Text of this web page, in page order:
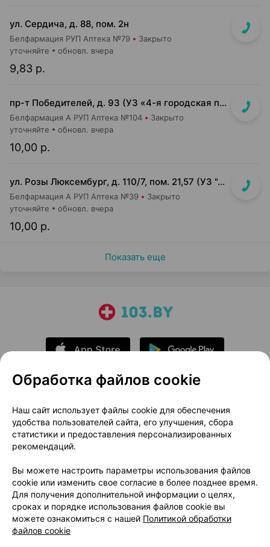
ул. Сердича, д. 88, пом. 2н
Белфармация РУП Аптека №79 Закрыто
9,83 р.
уточняйте обновл. вчера
пр-т Победителей, д. 93 (УЗ «4-я городская п-ка»)
Белфармация А РУП Аптека №104 Закрыто
10,00 р.
уточняйте обновл. вчера
ул. Розы Люксембург, д. 110/7, пом. 21,57 (УЗ "4-я городская б-ца им. Савченко" (терапевтический корпус))
Белфармация А РУП Аптека №39 Закрыто
10,00 р.
уточняйте обновл. вчера
Показать еще
О проекте
Новости проекта
Размещение рекламы
Медицинский маркетинг
Публичный договор
Доставка
Способы оплаты
Вакансии
Партнеры
Написать руководителю 103.by
Написать в поддержку
Персональные настройки Cookie
Обработка файлов cookie
Наш сайт использует файлы cookie для обеспечения
удобства пользователей сайта, его улучшения, сбора
статистики и предоставления персонализированных
рекомендаций.
Вы можете настроить параметры использования файлов
cookie или изменить свое согласие в более позднее время.
Для получения дополнительной информации о целях,
сроках и порядке использования файлов cookie вы
можете ознакомиться с нашей Политикой обработки
файлов cookie